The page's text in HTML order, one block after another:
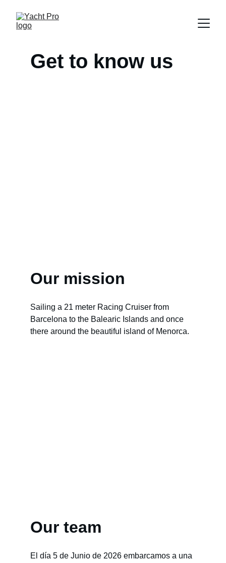
Get to know us
Our mission
Sailing a 21 meter Racing Cruiser from
Barcelona to the Balearic Islands and once
there around the beautiful island of Menorca.
Our team
El día 5 de Junio de 2026 embarcamos a una